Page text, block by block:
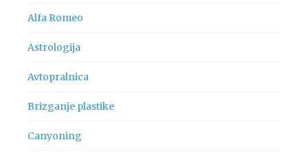
Alfa Romeo
Astrologija
Avtopralnica
Brizganje plastike
Canyoning